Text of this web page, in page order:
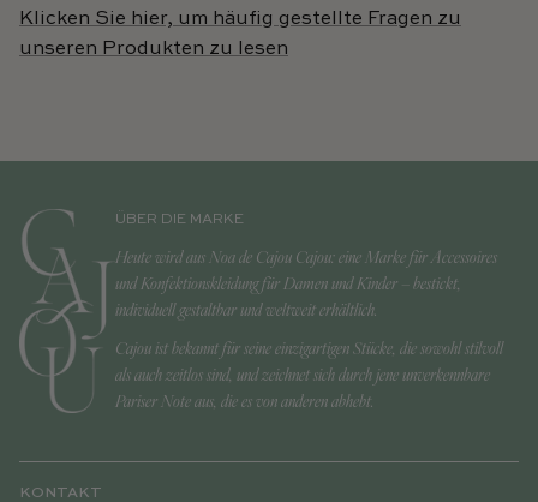
Klicken Sie hier, um häufig gestellte Fragen zu
unseren Produkten zu lesen
ÜBER DIE MARKE
Heute wird aus Noa de Cajou Cajou: eine Marke für Accessoires
und Konfektionskleidung für Damen und Kinder – bestickt,
individuell gestaltbar und weltweit erhältlich.
Cajou ist bekannt für seine einzigartigen Stücke, die sowohl stilvoll
als auch zeitlos sind, und zeichnet sich durch jene unverkennbare
Pariser Note aus, die es von anderen abhebt.
KONTAKT